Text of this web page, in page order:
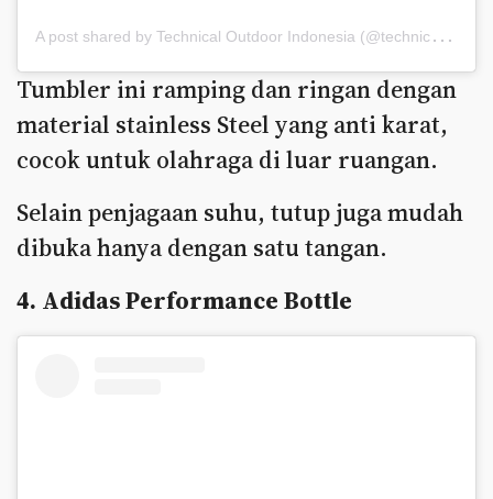
A
post shared by Technical Outdoor Indonesia (@technicaloutdoorindonesia)
Tumbler ini ramping dan ringan dengan
material stainless Steel yang anti karat,
cocok untuk olahraga di luar ruangan.
Selain penjagaan suhu, tutup juga mudah
dibuka hanya dengan satu tangan.
4. Adidas Performance Bottle